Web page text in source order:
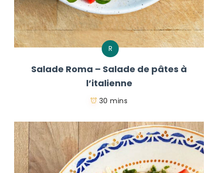
R
Salade Roma – Salade de pâtes à
l’italienne
30 mins